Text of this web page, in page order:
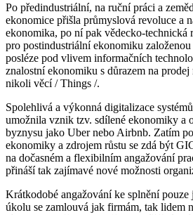
Po předindustriální, na ruční práci a
ekonomice přišla průmyslová revoluce a
ekonomika, po ní pak vědecko-technická
pro postindustriální ekonomiku založenou
posléze pod vlivem informačních
znalostní ekonomiku s důrazem na
nikoli věcí / Things /.
Spolehlivá a výkonná digitalizace
umožnila vznik tzv. sdílené ekonomiky a
byznysu jako Uber nebo Airbnb. Zatím
ekonomiky a zdrojem růstu se zdá být
na dočasném a flexibilním angažování
přináší tak zajímavé nové možnosti
Krátkodobé angažování ke splnění
úkolu se zamlouvá jak firmám, tak lidem